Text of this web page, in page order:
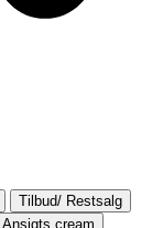
Tilbud/ Restsalg
Ansigts cream